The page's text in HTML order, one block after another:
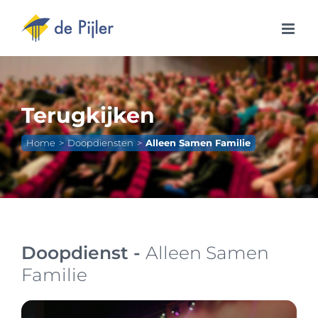
naar
inhoud
Terugkijken
Home Doopdiensten Alleen Samen Familie
Doopdienst - Alleen Samen
Familie